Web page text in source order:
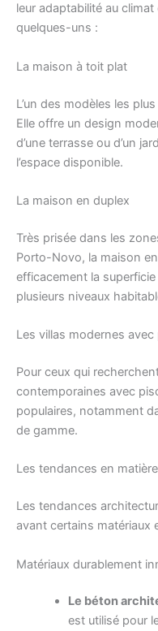
leur adaptabilité au
quelques-uns :
La maison à toit plat
L’un des modèles les
Elle offre un design
d’une terrasse ou d’un
l’espace disponible.
La maison en duplex
Très prisée dans les
Porto-Novo, la maison
efficacement la
plusieurs niveaux
Les villas modernes avec
Pour ceux qui
contemporaines avec
populaires, notamment
de gamme.
Les tendances en
Les tendances
avant certains matériaux
Matériaux durablement
Le béton
est utilisé pour